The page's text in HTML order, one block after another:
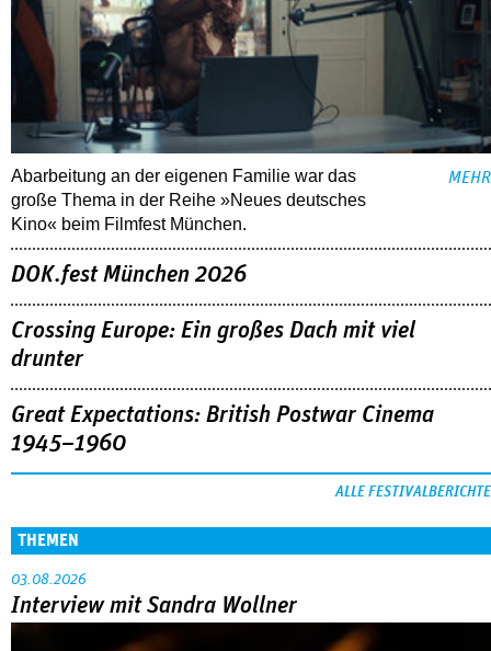
Abarbeitung an der eigenen Familie war das
große Thema in der Reihe »Neues deutsches
Kino« beim Filmfest München.
MEHR
DOK.fest München 2026
Crossing Europe: Ein großes Dach mit viel
drunter
Great Expectations: British Postwar Cinema
1945–1960
ALLE FESTIVALBERICHTE
THEMEN
03.08.2026
Interview mit Sandra Wollner